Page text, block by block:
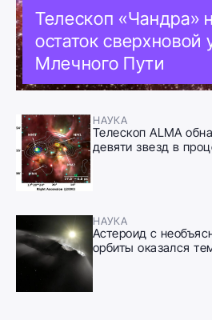
Телескоп «Чандра»
остаток сверхновой
Млечного Пути
НАУКА
Телескоп ALMA
девяти звезд в
НАУКА
Астероид с
орбиты оказался